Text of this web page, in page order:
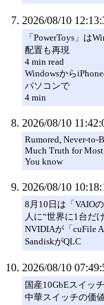
2026/08/10
「PowerToys」は
配置も再現
4 min read
Windowsから
パソコンで
4 min
2026/08/10
Rumored, Never-to-
Much Truth for Most
You know
2026/08/10
8月10日は「VAIO
人に“世界に1台だ
NVIDIAが「cuFile
SandiskがQLC
2026/08/10
国産10GbEスイッ
中華スイッチの価